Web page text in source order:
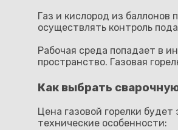
Газ и кислород из
осуществлять контроль
Рабочая среда попадает в
пространство. Газовая
Как выбрать
Цена газовой горелки
технические особенности: